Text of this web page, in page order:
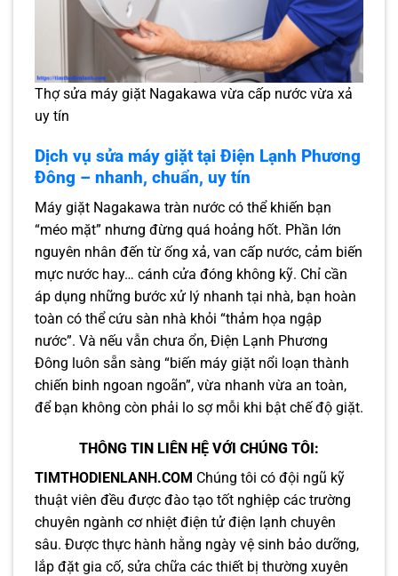
Thợ sửa máy giặt Nagakawa vừa cấp nước vừa xả
uy tín
Dịch vụ sửa máy giặt tại Điện Lạnh Phương
Đông – nhanh, chuẩn, uy tín
Máy giặt Nagakawa tràn nước có thể khiến bạn
“méo mặt” nhưng đừng quá hoảng hốt. Phần lớn
nguyên nhân đến từ ống xả, van cấp nước, cảm biến
mực nước hay… cánh cửa đóng không kỹ. Chỉ cần
áp dụng những bước xử lý nhanh tại nhà, bạn hoàn
toàn có thể cứu sàn nhà khỏi “thảm họa ngập
nước”. Và nếu vẫn chưa ổn, Điện Lạnh Phương
Đông luôn sẵn sàng “biến máy giặt nổi loạn thành
chiến binh ngoan ngoãn”, vừa nhanh vừa an toàn,
để bạn không còn phải lo sợ mỗi khi bật chế độ giặt.
THÔNG TIN LIÊN HỆ VỚI CHÚNG TÔI:
TIMTHODIENLANH.COM Chúng tôi có đội ngũ kỹ
thuật viên đều được đào tạo tốt nghiệp các trường
chuyên ngành cơ nhiệt điện tử điện lạnh chuyên
sâu. Được thực hành hằng ngày vệ sinh bảo dưỡng,
lắp đặt gia cố, sửa chữa các thiết bị thường xuyên